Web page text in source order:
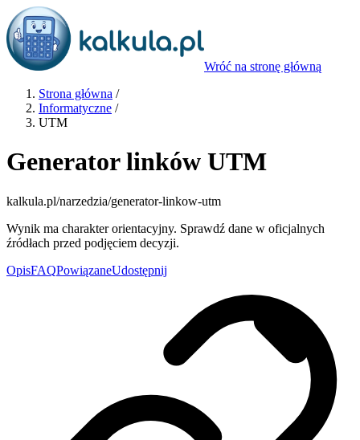
Wróć na stronę główną
Strona główna /
Informatyczne /
UTM
Generator linków UTM
kalkula.pl/narzedzia/generator-linkow-utm
Wynik ma charakter orientacyjny. Sprawdź dane w oficjalnych
źródłach przed podjęciem decyzji.
OpisFAQPowiązaneUdostępnij